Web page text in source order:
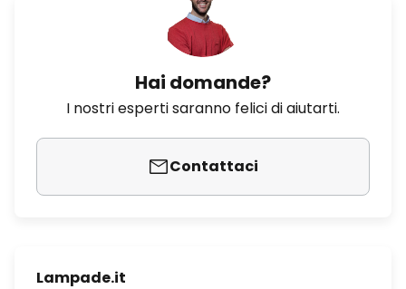
Hai domande?
I nostri esperti saranno felici di aiutarti.
Contattaci
Lampade.it